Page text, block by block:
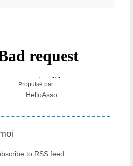
Propulsé par
HelloAsso
to RSS feed